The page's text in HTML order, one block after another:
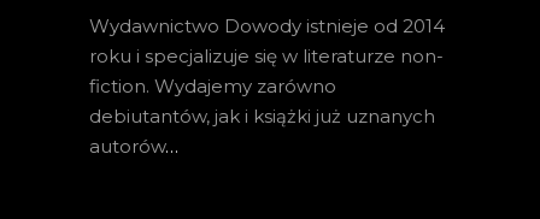
Wydawnictwo Dowody istnieje od 2014
roku i specjalizuje się w literaturze non-
fiction. Wydajemy zarówno
debiutantów, jak i książki już uznanych
autorów…